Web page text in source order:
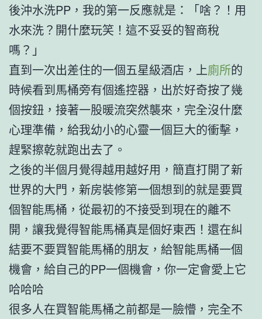
後沖水洗PP，我的第一反應就是：「啥？！用
水來洗？開什麼玩笑！這不妥妥的智商稅
嗎？」
直到一次出差住的一個五星級酒店，上廁所的
時候看到馬桶旁有個遙控器，出於好奇按了幾
個按鈕，接著一股暖流突然襲來，完全沒什麼
心理準備，給我幼小的心靈一個巨大的衝擊，
趕緊擦乾就跑出去了。
之後的半個月覺得越用越好用，簡直打開了新
世界的大門，新房裝修第一個想到的就是要買
個智能馬桶，從最初的不接受到現在的離不
開，讓我覺得智能馬桶真是個好東西！還在糾
結要不要買智能馬桶的朋友，給智能馬桶一個
機會，給自己的PP一個機會，你一定會愛上它
哈哈哈
很多人在買智能馬桶之前都是一臉懵，完全不